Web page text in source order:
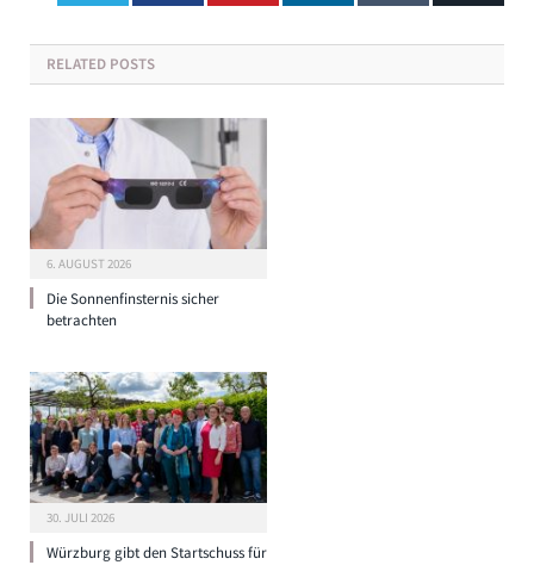
RELATED POSTS
6. AUGUST 2026
Die Sonnenfinsternis sicher
betrachten
30. JULI 2026
Würzburg gibt den Startschuss für